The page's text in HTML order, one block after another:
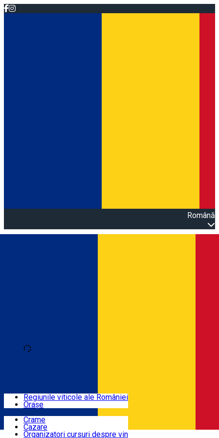
Română
Locuri cu vin
Rute
Regiunile viticole ale României
Orașe
Crame
Cazare
Organizatori cursuri despre vin